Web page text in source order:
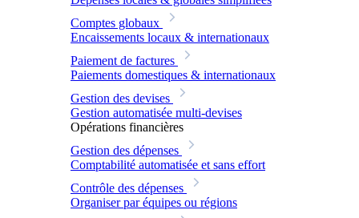
Comptes globaux
Encaissements locaux & internationaux
Paiement de factures
Paiements domestiques & internationaux
Gestion des devises
Gestion automatisée multi-devises
Opérations financières
Gestion des dépenses
Comptabilité automatisée et sans effort
Contrôle des dépenses
Organiser par équipes ou régions